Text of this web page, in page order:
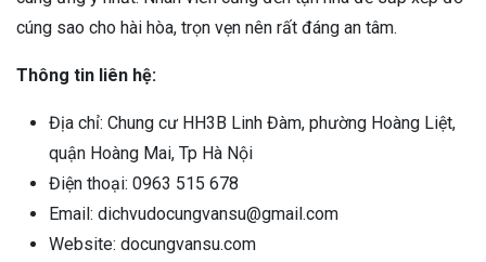
cúng sao cho hài hòa, trọn vẹn nên rất đáng an tâm.
Thông tin liên hệ:
Địa chỉ: Chung cư HH3B Linh Đàm, phường Hoàng Liệt,
quận Hoàng Mai, Tp Hà Nội
Điện thoại: 0963 515 678
Email: dichvudocungvansu@gmail.com
Website: docungvansu.com